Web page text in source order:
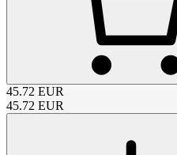
45.72 EUR
45.72 EUR